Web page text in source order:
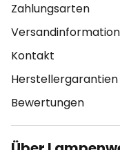
Zahlungsarten
Kontakt
Herstellergarantien
Bewertungen